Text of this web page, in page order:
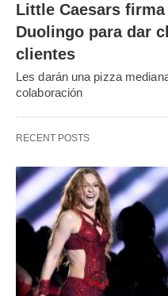
Little Caesars
Duolingo para dar
clientes
Les darán una pizza
colaboración
RECENT POSTS